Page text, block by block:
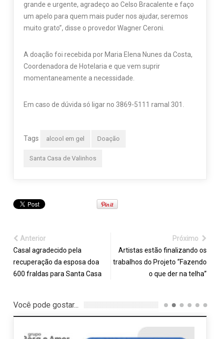
grande e urgente, agradeço ao Celso Bracalente e faço
um apelo para quem mais puder nos ajudar, seremos
muito grato”, disse o provedor Wagner Ceroni.
A doação foi recebida por Maria Elena Nunes da Costa,
Coordenadora de Hotelaria e que vem suprir
momentaneamente a necessidade.
Em caso de dúvida só ligar no 3869-5111 ramal 301.
Tags alcool em gel Doação
Santa Casa de Valinhos
Anterior
Casal agradecido pela
recuperação da esposa doa
600 fraldas para Santa Casa
Próximo
Artistas estão finalizando os
trabalhos do Projeto “Fazendo
o que der na telha”
Você pode gostar...